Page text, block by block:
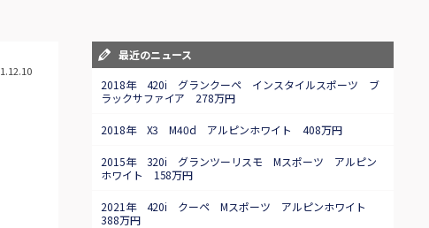
スタッフblog
最近のニュース
2018年 420i グランクーペ インスタイルスポーツ ブ
ラックサファイア 278万円
2018年 X3 M40d アルピンホワイト 408万円
2015年 320i グランツーリスモ Mスポーツ アルピン
ホワイト 158万円
2021年 420i クーペ Mスポーツ アルピンホワイト
388万円